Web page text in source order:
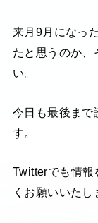
来月9月になっ
たと思うのか、
い。
今日も最後まで
す。
Twitterでも情報
くお願いいたし